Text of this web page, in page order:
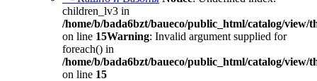
children_lv3 in
/home/b/bada6bzt/baueco/public_html/catalog/view/
on line 15Warning: Invalid argument supplied for
foreach() in
/home/b/bada6bzt/baueco/public_html/catalog/view/
on line 15